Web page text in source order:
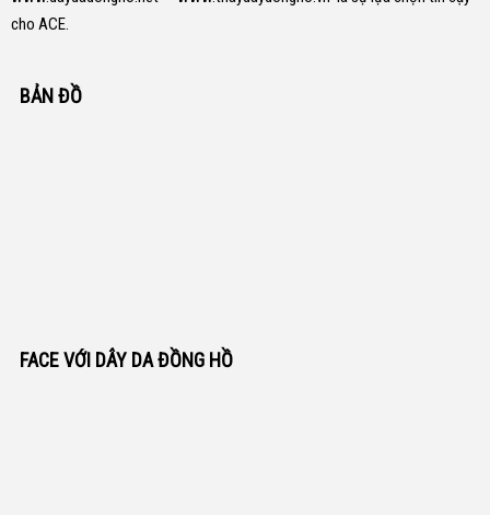
cho ACE.
BẢN ĐỒ
FACE VỚI DÂY DA ĐỒNG HỒ